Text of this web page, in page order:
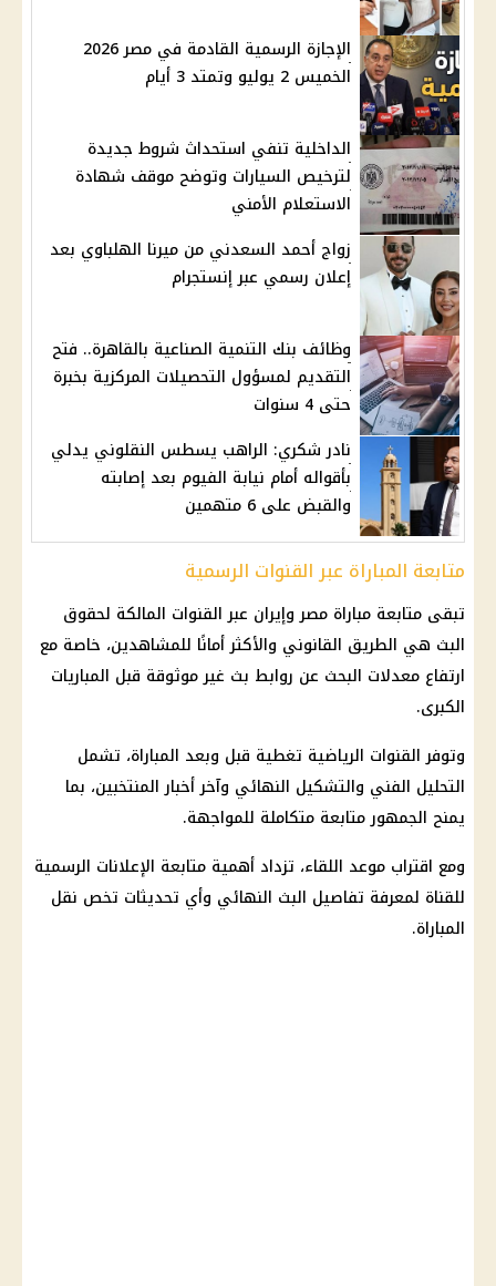
الإجازة الرسمية القادمة في مصر 2026
الخميس 2 يوليو وتمتد 3 أيام
الداخلية تنفي استحداث شروط جديدة
لترخيص السيارات وتوضح موقف شهادة
الاستعلام الأمني
زواج أحمد السعدني من ميرنا الهلباوي بعد
إعلان رسمي عبر إنستجرام
وظائف بنك التنمية الصناعية بالقاهرة.. فتح
التقديم لمسؤول التحصيلات المركزية بخبرة
حتى 4 سنوات
نادر شكري: الراهب يسطس النقلوني يدلي
بأقواله أمام نيابة الفيوم بعد إصابته
والقبض على 6 متهمين
متابعة المباراة عبر القنوات الرسمية
تبقى متابعة مباراة مصر وإيران عبر القنوات المالكة لحقوق
البث هي الطريق القانوني والأكثر أمانًا للمشاهدين، خاصة مع
ارتفاع معدلات البحث عن روابط بث غير موثوقة قبل المباريات
الكبرى.
وتوفر القنوات الرياضية تغطية قبل وبعد المباراة، تشمل
التحليل الفني والتشكيل النهائي وآخر أخبار المنتخبين، بما
يمنح الجمهور متابعة متكاملة للمواجهة.
ومع اقتراب موعد اللقاء، تزداد أهمية متابعة الإعلانات الرسمية
للقناة لمعرفة تفاصيل البث النهائي وأي تحديثات تخص نقل
المباراة.